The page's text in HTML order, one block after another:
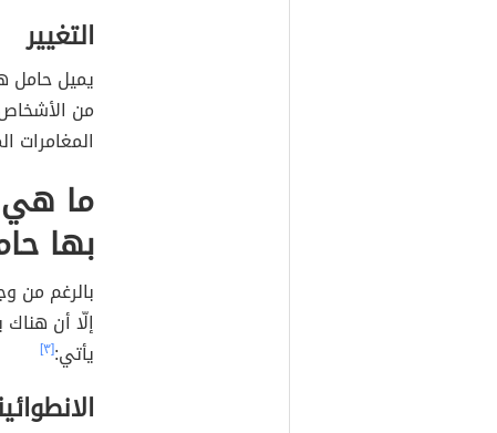
التغيير
يميل حامل
من
المغامرات
ما هي
بها
بالرغم من
إلّا أن
يأتي:[٣]